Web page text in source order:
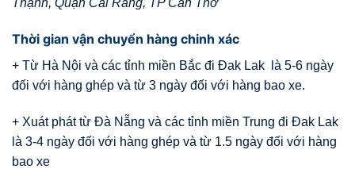
Thạnh, Quận Cái Răng, TP Cần Thơ
Thời gian vận chuyển hàng chinh xác
+ Từ Hà Nội và các tỉnh miền Bắc đi Đak Lak là 5-6 ngày
đối với hàng ghép và từ 3 ngày đối với hàng bao xe.
+ Xuát phát từ Đà Nẵng và các tỉnh miền Trung đi Đak Lak
là 3-4 ngày đối với hàng ghép và từ 1.5 ngày đối với hàng
bao xe